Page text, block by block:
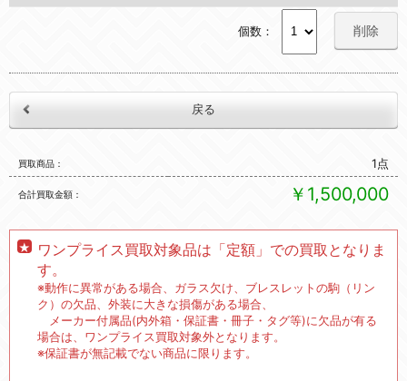
個数： 削除
買取商品 1点
合計買取金額 ￥1,500,000
ワンプライス買取対象品は「定額」での買取となりま
す。
※動作に異常がある場合、ガラス欠け、ブレスレットの駒（リン
ク）の欠品、外装に大きな損傷がある場合、
メーカー付属品(内外箱・保証書・冊子・タグ等)に欠品が有る
場合は、ワンプライス買取対象外となります。
※保証書が無記載でない商品に限ります。